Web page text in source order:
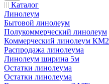
Каталог
Линолеум
Бытовой линолеум
Полукоммерческий линолеум
Коммерческий линолеум КМ2
Распродажа линолеума
Линолеум ширина 5м
Остатки линолеума
Остатки линолеума